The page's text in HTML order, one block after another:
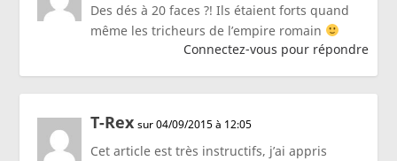
Des dés à 20 faces ?! Ils étaient forts quand
même les tricheurs de l’empire romain
Connectez-vous pour répondre
T-Rex sur 04/09/2015 à 12:05
Cet article est très instructifs, j’ai appris